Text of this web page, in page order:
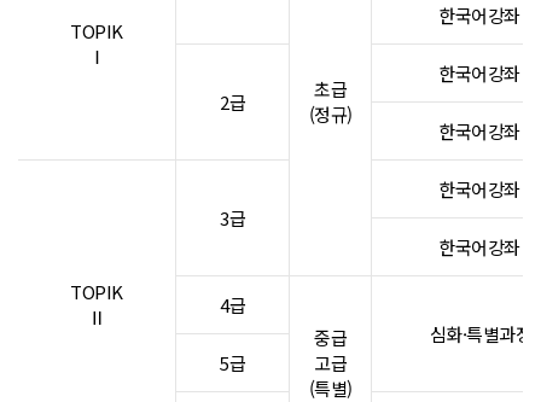
TOPIK
Ⅰ
초급
(정규)
한국어강좌 2
2급
한국어강좌 3
한국어강좌 4
TOPIK
Ⅱ
3급
한국어강좌 5
한국어강좌 6
4급
중급
고급
(특별)
심화·특별과정
5급